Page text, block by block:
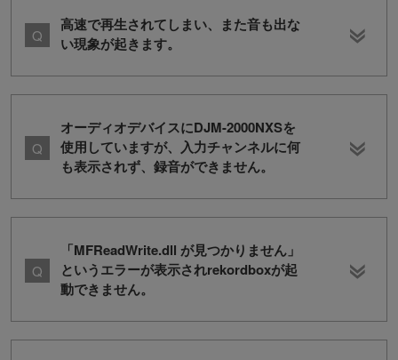
高速で再生されてしまい、また音も出な
い現象が起きます。
オーディオデバイスにDJM-2000NXSを
使用していますが、入力チャンネルに何
も表示されず、録音ができません。
「MFReadWrite.dll が見つかりません」
というエラーが表示されrekordboxが起
動できません。